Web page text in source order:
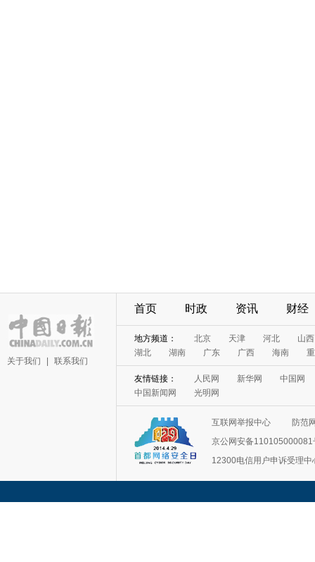
关于我们 联系我们
首页 时政 资讯 财经
地方频道： 北京 天津 河北
山西
湖北
湖南 广东 广西 海南
友情链接： 人民网 新华网
中国网
中国新闻网
光明网
互联网举报中心
防范
京公网安备110105000081
12300电信用户申诉受理中